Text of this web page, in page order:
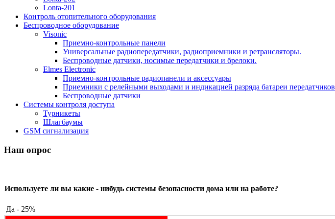
Lonta-201
Контроль отопительного оборудования
Беспроводное оборудование
Visonic
Приемно-контрольные панели
Универсальные радиопередатчики, радиоприемники и ретрансляторы.
Беспроводные датчики, носимые передатчики и брелоки.
Elmes Electronic
Приемно-контрольные радиопанели и аксессуары
Приемники с релейными выходами и индикацией разряда батареи передатчиков
Беспроводные датчики
Системы контроля доступа
Турникеты
Шлагбаумы
GSM сигнализация
Наш опрос
Используете ли вы какие - нибудь системы безопасности дома или на работе?
Да - 25%